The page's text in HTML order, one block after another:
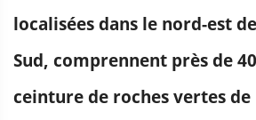
localisées dans le nord-est
Sud, comprennent près de
ceinture de roches vertes